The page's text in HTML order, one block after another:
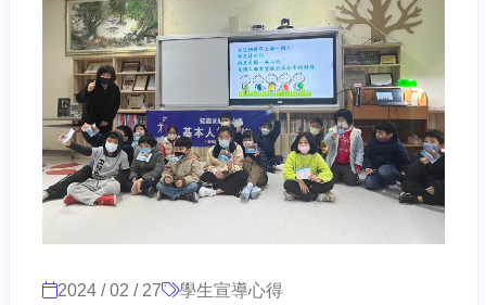
2024 / 02 / 27 學生宣導心得